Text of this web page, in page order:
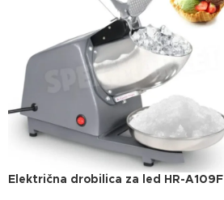
Električna drobilica za led HR-A109F